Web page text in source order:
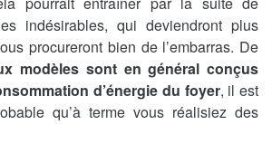
indésirables, qui deviendront plus
procureront bien de l’embarras. De
modèles sont en général conçus
d’énergie du foyer, il est
qu’à terme vous réalisiez des